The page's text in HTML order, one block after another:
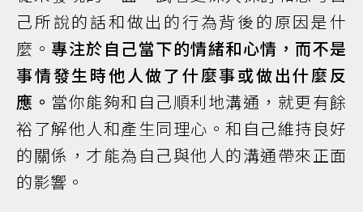
己所說的話和做出的行為背後的原因是什
麼。 專注於自己當下的情緒和心情，而不是
事情發生時他人做了什麼事或做出什麼反
應。 當你能夠和自己順利地溝通，就更有餘
裕了解他人和產生同理心。和自己維持良好
的關係，才能為自己與他人的溝通帶來正面
的影響。